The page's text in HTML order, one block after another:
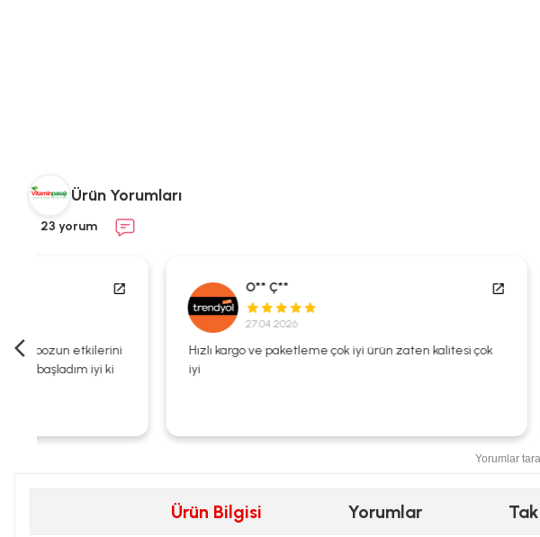
Ürün Yorumları
23 yorum
Hızlı kargo ve paketleme çok iyi ürün zaten kalitesi çok
iyi
Çok uzun
hediyeleriniz
Yorumlar
Ürün Bilgisi Yorumlar